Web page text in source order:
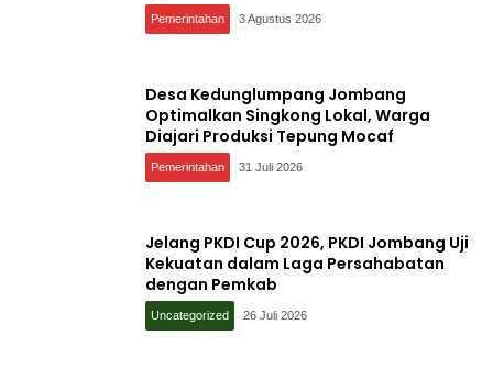
Pemerintahan 3 Agustus 2026
Desa Kedunglumpang Jombang
Optimalkan Singkong Lokal, Warga
Diajari Produksi Tepung Mocaf
Pemerintahan 31 Juli 2026
Jelang PKDI Cup 2026, PKDI Jombang Uji
Kekuatan dalam Laga Persahabatan
dengan Pemkab
Uncategorized 26 Juli 2026